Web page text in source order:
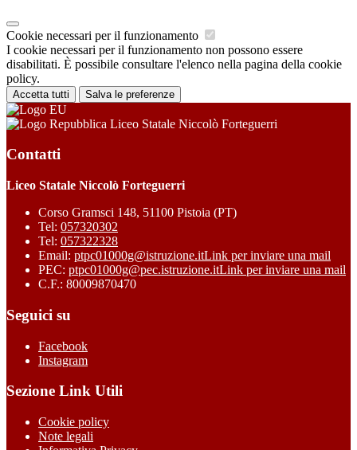
Cookie necessari per il funzionamento
I cookie necessari per il funzionamento non possono essere
disabilitati. È possibile consultare l'elenco nella pagina della cookie
policy.
Accetta tutti Salva le preferenze
Liceo Statale Niccolò Forteguerri
Contatti
Liceo Statale Niccolò Forteguerri
Corso Gramsci 148, 51100 Pistoia (PT)
Tel: 057320302
Tel: 057322328
Email: ptpc01000g@istruzione.itLink per inviare una mail
PEC: ptpc01000g@pec.istruzione.itLink per inviare una mail
C.F.: 80009870470
Seguici su
Facebook
Instagram
Sezione Link Utili
Cookie policy
Note legali